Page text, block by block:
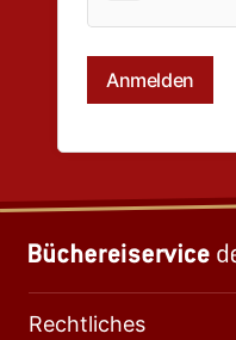
Rechtliches